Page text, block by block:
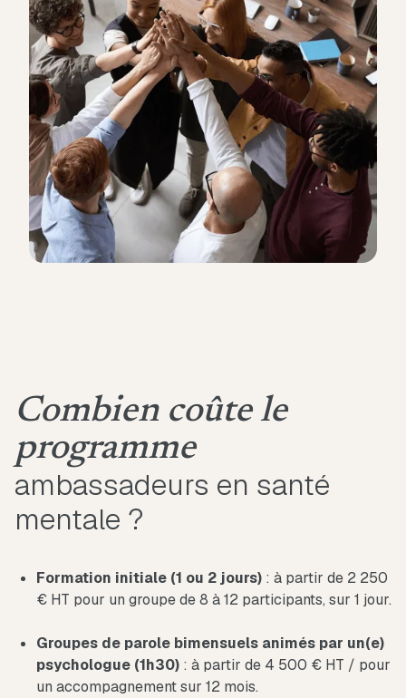
Combien coûte le
programme
ambassadeurs en santé
mentale ?
Formation initiale (1 ou 2 jours) : à partir de 2 250
€ HT pour un groupe de 8 à 12 participants, sur 1 jour.
Groupes de parole bimensuels animés par un(e)
psychologue (1h30) : à partir de 4 500 € HT / pour
un accompagnement sur 12 mois.